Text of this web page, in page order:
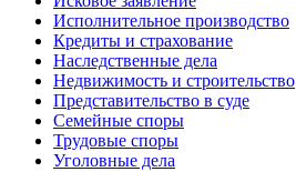
Исполнительное производство
Кредиты и страхование
Наследственные дела
Недвижимость и строительство
Представительство в суде
Семейные споры
Трудовые споры
Уголовные дела